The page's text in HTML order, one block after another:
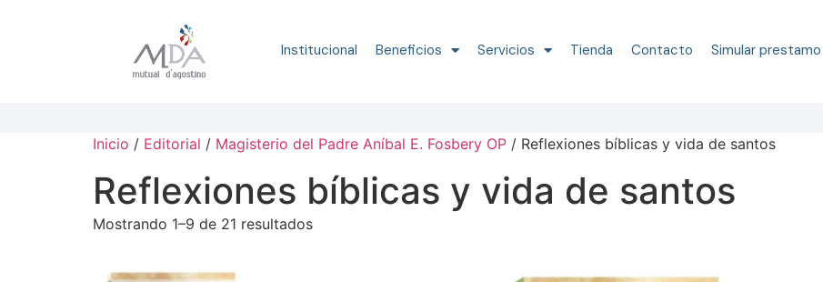
Institucional Beneficios Servicios Tienda Contacto Simular prestamo
Inicio / Editorial / Magisterio del Padre Aníbal E. Fosbery OP / Reflexiones bíblicas y vida de santos
Reflexiones bíblicas y vida de santos
Mostrando 1–9 de 21 resultados